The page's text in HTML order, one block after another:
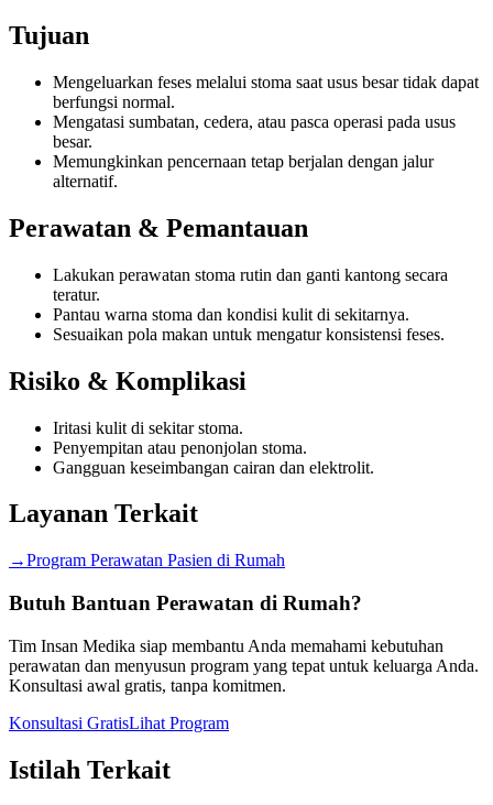
Tujuan
Mengeluarkan feses melalui stoma saat usus besar tidak dapat
berfungsi normal.
Mengatasi sumbatan, cedera, atau pasca operasi pada usus
besar.
Memungkinkan pencernaan tetap berjalan dengan jalur
alternatif.
Perawatan & Pemantauan
Lakukan perawatan stoma rutin dan ganti kantong secara
teratur.
Pantau warna stoma dan kondisi kulit di sekitarnya.
Sesuaikan pola makan untuk mengatur konsistensi feses.
Risiko & Komplikasi
Iritasi kulit di sekitar stoma.
Penyempitan atau penonjolan stoma.
Gangguan keseimbangan cairan dan elektrolit.
Layanan Terkait
→Program Perawatan Pasien di Rumah
Butuh Bantuan Perawatan di Rumah?
Tim Insan Medika siap membantu Anda memahami kebutuhan
perawatan dan menyusun program yang tepat untuk keluarga Anda.
Konsultasi awal gratis, tanpa komitmen.
Konsultasi GratisLihat Program
Istilah Terkait